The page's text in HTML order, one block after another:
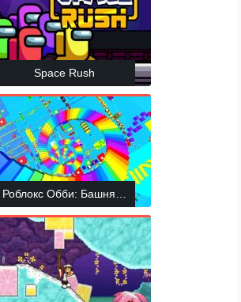
Space Rush
Роблокс Обби: Башня Ада